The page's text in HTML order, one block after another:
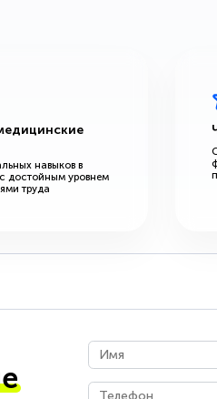
навыков в
достойным уровнем
труда